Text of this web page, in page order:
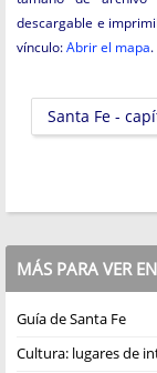
descargable e
vínculo:Abrir el mapa.
Santa Fe -
MÁS PARA VER
Guía de Santa Fe
Cultura: lugares de